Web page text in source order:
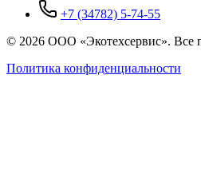
+7 (34782) 5-74-55
© 2026 ООО «Экотехсервис». Все
Политика конфиденциальности